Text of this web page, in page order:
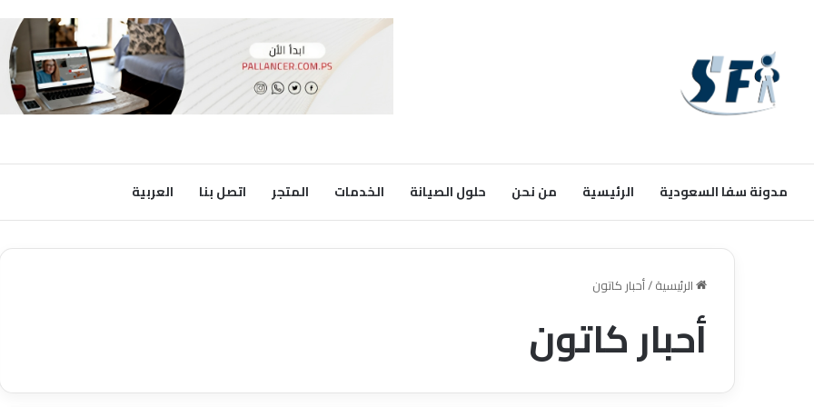
مدونة سفا السعودية الرئيسية من نحن حلول الصيانة الخدمات المتجر اتصل بنا العربية
الرئيسية/أحبار كاتون
أحبار كاتون